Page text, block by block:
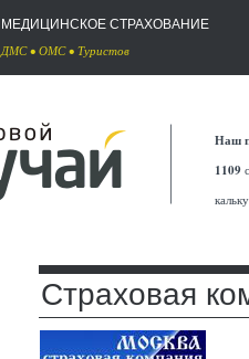
МЕДИЦИНСКОЕ СТРАХОВАНИЕ
ДМС• ОМС• Туристов
Наш
1109
Страховая